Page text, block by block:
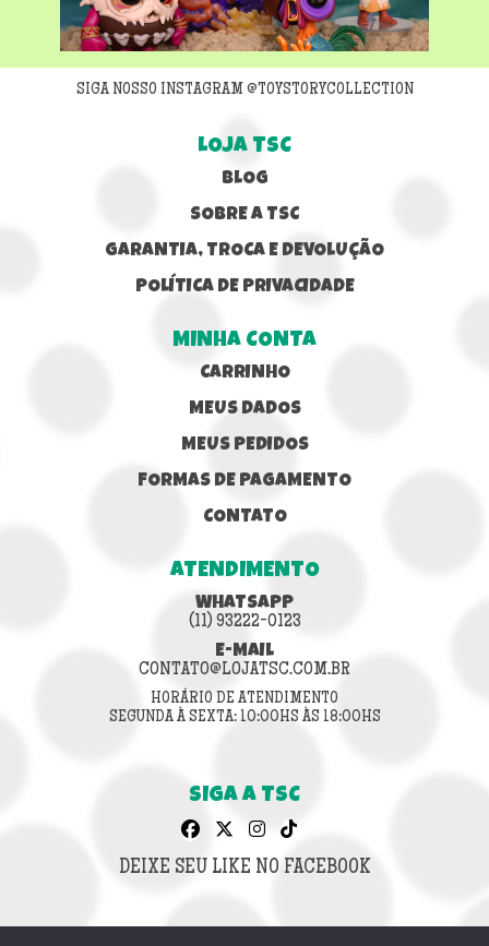
SIGA NOSSO INSTAGRAM @TOYSTORYCOLLECTION
LOJA TSC
BLOG
SOBRE A TSC
GARANTIA, TROCA E DEVOLUÇÃO
POLÍTICA DE PRIVACIDADE
MINHA CONTA
CARRINHO
MEUS DADOS
MEUS PEDIDOS
FORMAS DE PAGAMENTO
CONTATO
ATENDIMENTO
WHATSAPP
(11) 93222-0123
E-MAIL
CONTATO@LOJATSC.COM.BR
HORÁRIO DE ATENDIMENTO
SEGUNDA À SEXTA: 10:00HS ÀS 18:00HS
SIGA A TSC
DEIXE SEU LIKE NO FACEBOOK